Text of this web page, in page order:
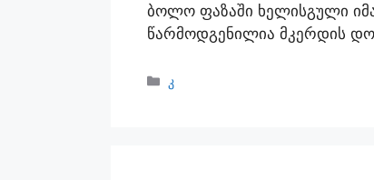
ბოლო ფაზაში ხელისგული
წარმოდგენილია მკერდის
კ